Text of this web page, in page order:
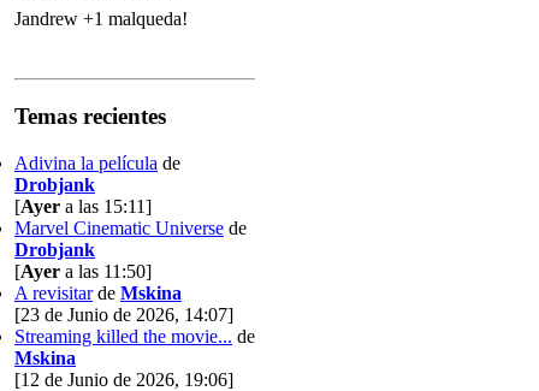
Jandrew +1 malqueda!
Temas recientes
Adivina la película de
Drobjank
[Ayer a las 15:11]
Marvel Cinematic Universe de
Drobjank
[Ayer a las 11:50]
A revisitarde Mskina
[23 de Junio de 2026, 14:07]
Streaming killed the movie... de
Mskina
[12 de Junio de 2026, 19:06]